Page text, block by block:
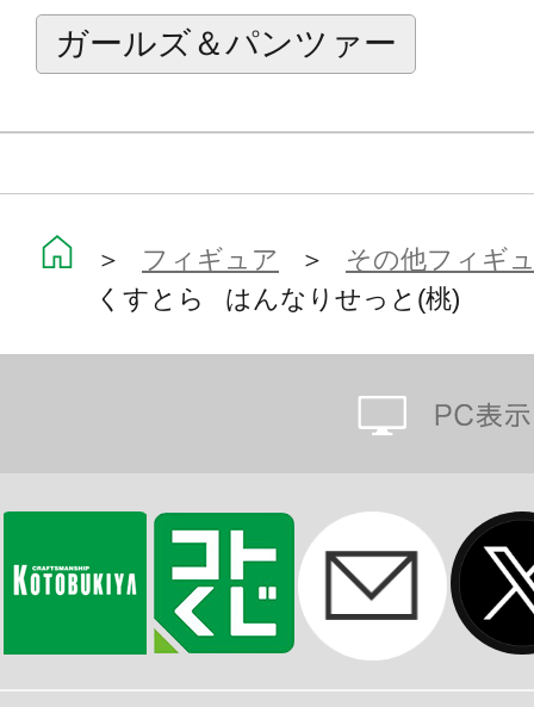
・和傘
・着物
・髪飾り
※本製品は再生産です。
※セット内容に「キューポッシュ」
「キューポッシュフレンズ アン-
を推奨しています。
※髪飾りは「キューポッシュフレン
ガールズ＆パンツァー
＞ フィギュア ＞ その他フィギ
くすとら はんなりせっと(桃)